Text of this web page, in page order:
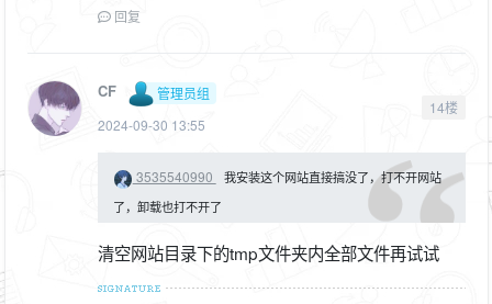
回复
CF
管理员组
2024-09-30 13:55
14楼
3535540990
我安装这个网站直接搞没了，打不开网站
了，卸载也打不开了
清空网站目录下的tmp文件夹内全部文件再试试